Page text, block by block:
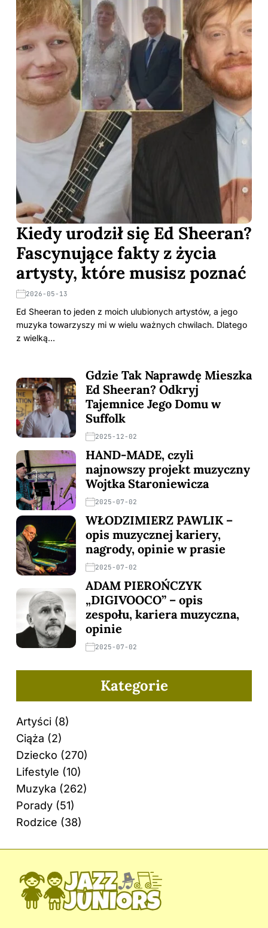
Kiedy urodził się Ed Sheeran?
Fascynujące fakty z życia
artysty, które musisz poznać
2026-05-13
Ed Sheeran to jeden z moich ulubionych artystów, a jego
muzyka towarzyszy mi w wielu ważnych chwilach. Dlatego
z wielką…
Gdzie Tak Naprawdę Mieszka
Ed Sheeran? Odkryj
Tajemnice Jego Domu w
Suffolk
2025-12-02
HAND-MADE, czyli
najnowszy projekt muzyczny
Wojtka Staroniewicza
2025-07-02
WŁODZIMIERZ PAWLIK –
opis muzycznej kariery,
nagrody, opinie w prasie
2025-07-02
ADAM PIEROŃCZYK
„DIGIVOOCO” – opis
zespołu, kariera muzyczna,
opinie
2025-07-02
Kategorie
Artyści (8)
Ciąża (2)
Dziecko (270)
Lifestyle (10)
Muzyka (262)
Porady (51)
Rodzice (38)